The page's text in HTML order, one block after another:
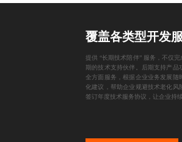
覆盖各类型开发
提供 “长期技术陪伴” 服务，不仅
期的技术支持伙伴。后期支持产
全方面服务，根据企业业务发展
化建议，帮助企业规避技术老化风
签订年度技术服务协议，让企业持